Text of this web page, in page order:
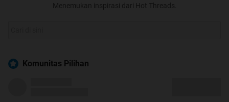
Menemukan inspirasi dari Hot Threads.
Komunitas Pilihan